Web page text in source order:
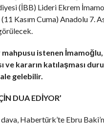
(İBB) Lideri Ekrem
Kasım Cuma) Anadolu 7.
mahpusu istenen
ve kararın katılaşması
gelebilir.
DUA EDİYOR’
Habertürk’te Ebru